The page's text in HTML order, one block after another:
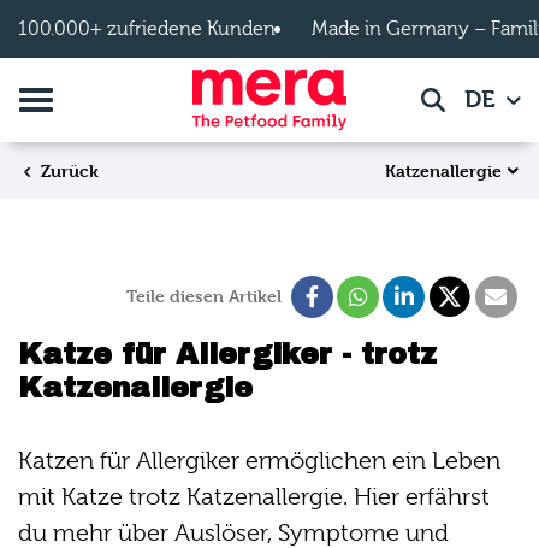
100.000+ zufriedene Kunden Made in Germany –
Navigation umschalten SucheDE
Zurück Katzenallergie
Teile diesen Artikel
Katze für Allergiker - trotz
Katzenallergie
Katzen für Allergiker ermöglichen ein Leben
mit Katze trotz Katzenallergie. Hier erfährst
du mehr über Auslöser, Symptome und